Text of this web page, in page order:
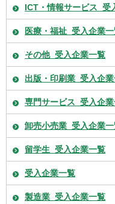
ICT・情報サービス_受
医療・福祉_受入企業
その他_受入企業一覧
出版・印刷業_受入企
専門サービス_受入企
卸売小売業_受入企業
留学生_受入企業一覧
受入企業一覧
製造業_受入企業一覧